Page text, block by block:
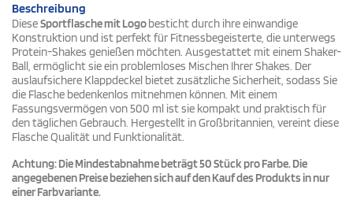
Beschreibung
DieseSportflasche mit Logobesticht durch ihre einwandige
Konstruktion und ist perfekt für Fitnessbegeisterte, die unterwegs
Protein-Shakes genießen möchten. Ausgestattet mit einem Shaker-
Ball, ermöglicht sie ein problemloses Mischen Ihrer Shakes. Der
auslaufsichere Klappdeckel bietet zusätzliche Sicherheit, sodass Sie
die Flasche bedenkenlos mitnehmen können. Mit einem
Fassungsvermögen von 500 ml ist sie kompakt und praktisch für
den täglichen Gebrauch. Hergestellt in Großbritannien, vereint diese
Flasche Qualität und Funktionalität.
Achtung: Die Mindestabnahme beträgt 50 Stück pro Farbe. Die
angegebenen Preise beziehen sich auf den Kauf des Produkts in nur
einer Farbvariante.